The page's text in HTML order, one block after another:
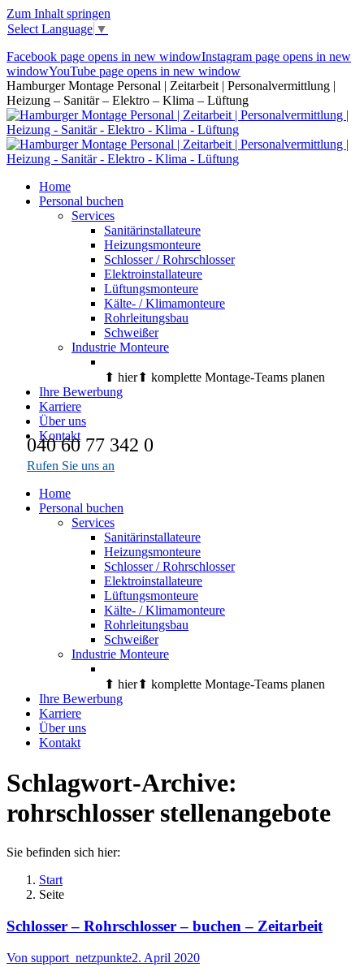
Zum Inhalt springen
Select Language ▼
Facebook page opens in new windowInstagram page opens in new
windowYouTube page opens in new window
Hamburger Montage Personal | Zeitarbeit | Personalvermittlung |
Heizung – Sanitär – Elektro – Klima – Lüftung
Home
Personal buchen
Services
Sanitärinstallateure
Heizungsmonteure
Schlosser / Rohrschlosser
Elektroinstallateure
Lüftungsmonteure
Kälte- / Klimamonteure
Rohrleitungsbau
Schweißer
Industrie Monteure
⬆︎ hier⬆︎ komplette Montage-Teams planen
Ihre Bewerbung
Karriere
Über uns
Kontakt
040 60 77 342 0
Rufen Sie uns an
Home
Personal buchen
Services
Sanitärinstallateure
Heizungsmonteure
Schlosser / Rohrschlosser
Elektroinstallateure
Lüftungsmonteure
Kälte- / Klimamonteure
Rohrleitungsbau
Schweißer
Industrie Monteure
⬆︎ hier⬆︎ komplette Montage-Teams planen
Ihre Bewerbung
Karriere
Über uns
Kontakt
Schlagwort-Archive:
rohrschlosser stellenangebote
Sie befinden sich hier:
Start
Seite
Schlosser – Rohrschlosser – buchen – Zeitarbeit
Von support_netzpunkte2. April 2020